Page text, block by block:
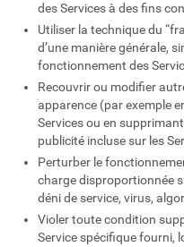
des Services à des fins
Utiliser la technique du
d’une manière générale,
fonctionnement des
Recouvrir ou modifier
apparence (par exemple
Services ou en
publicité incluse sur les
Perturber le
charge disproportionnée
déni de service, virus,
Violer toute condition
Service spécifique fourni,